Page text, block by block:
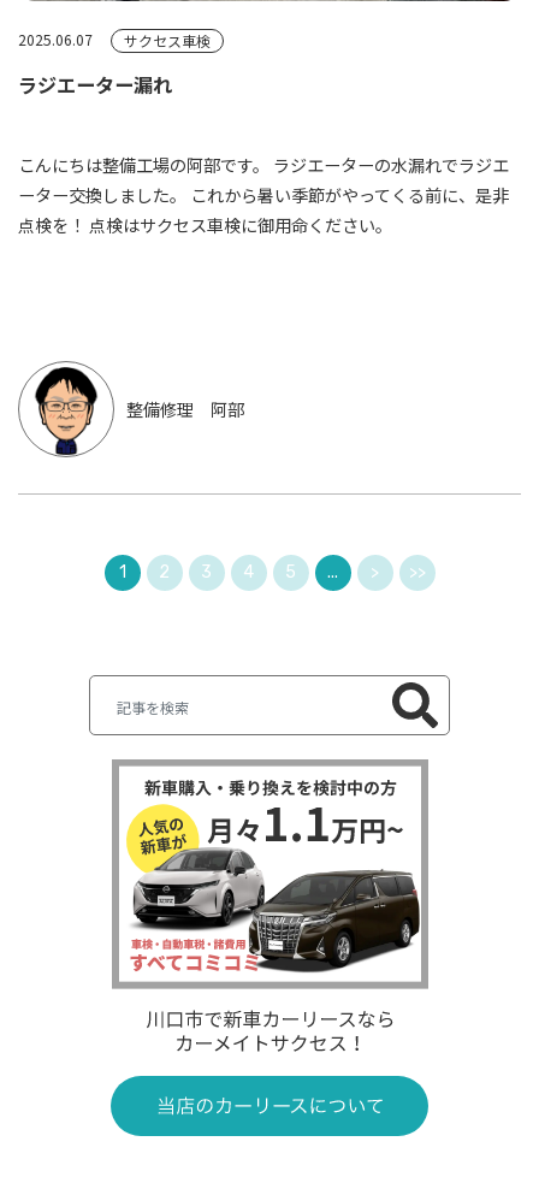
2025.06.07 サクセス車検
ラジエーター漏れ
こんにちは整備工場の阿部です。 ラジエーターの水漏れでラジエ
ーター交換しました。 これから暑い季節がやってくる前に、是非
点検を！ 点検はサクセス車検に御用命ください。
整備修理 阿部
1 2 3 4 5 ... > >>